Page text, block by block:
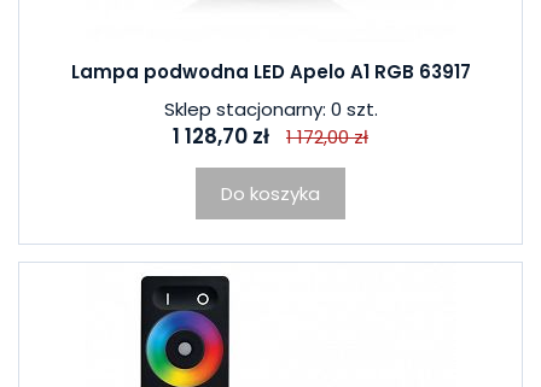
Lampa podwodna LED Apelo A1 RGB 63917
Sklep stacjonarny: 0 szt.
1 128,70 zł 1 172,00 zł
Do koszyka